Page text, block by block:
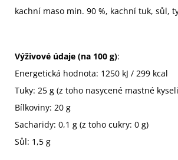
kachní maso min. 90 %, kachní tuk, sůl,
Výživové údaje (na 100 g):
Energetická hodnota: 1250 kJ / 299 kcal
Tuky: 25 g (z toho nasycené mastné
Bílkoviny: 20 g
Sacharidy: 0,1 g (z toho cukry: 0 g)
Sůl: 1,5 g